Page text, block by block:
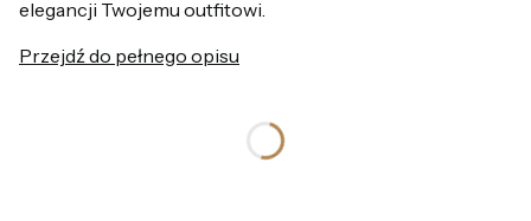
elegancji Twojemu outfitowi.
Przejdź do pełnego opisu